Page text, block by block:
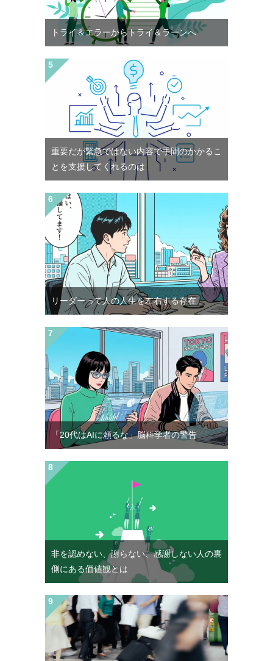
トライ＆エラーからトライ＆ラーンへ
重要だが緊急ではない内容で手間のかかるこ
とを支援してくれるのは
リーダーって人の人生を左右する存在
「20代はAIに頼るな」脳科学者の警告
非を認めない、謝らない、感謝しない人の裏
側にある価値観とは